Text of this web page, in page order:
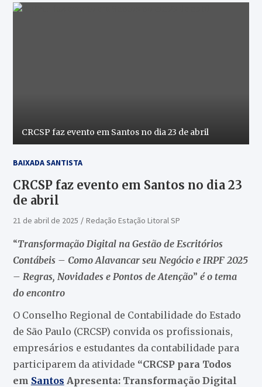
CRCSP faz evento em Santos no dia 23 de abril
BAIXADA SANTISTA
CRCSP faz evento em Santos no dia 23
de abril
21 de abril de 2025 Redação Estação Litoral SP
“Transformação Digital na Gestão de Escritórios
Contábeis – Como Alavancar seu Negócio e IRPF 2025
– Regras, Novidades e Pontos de Atenção” é o tema
do encontro
O Conselho Regional de Contabilidade do Estado
de São Paulo (CRCSP) convida os profissionais,
empresários e estudantes da contabilidade para
participarem da atividade “CRCSP para Todos
em Santos Apresenta: Transformação Digital